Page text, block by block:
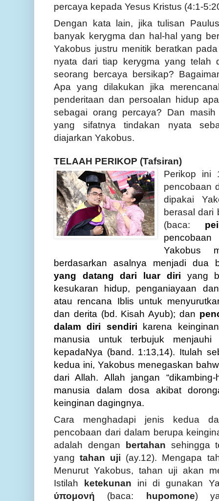
percaya kepada Yesus Kristus (4:1-
Dengan kata lain, jika tulisan
banyak kerygma dan hal-hal yang
Yakobus justru menitik beratkan
nyata dari tiap kerygma yang telah
seorang bercaya bersikap?
Apa yang dilakukan jika
penderitaan dan persoalan hidup
sebagai orang percaya? Dan
yang sifatnya tindakan nyata
diajarkan Yakobus.
TELAAH PERIKOP (Tafsiran)
Perikop ini
pencobaan
dipakai
berasal
(baca:
Yakobus
berdasarkan asalnya menjadi dua
yang datang dari luar diri yang
kesukaran hidup, penganiayaan
atau rencana Iblis untuk
dan derita (bd. Kisah Ayub); dan
dalam diri sendiri karena
manusia untuk terbujuk menjauhi
kepadaNya (band. 1:13,14). Itulah
kedua ini, Yakobus menegaskan
dari Allah. Allah jangan “dikambing-
manusia dalam dosa akibat
keinginan dagingnya.
Cara menghadapi jenis kedua
pencobaan dari dalam berupa
adalah dengan bertahan sehingga
yangtahan uji (ay.12). Mengapa
Menurut Yakobus, tahan uji akan
Istilah
ketekunan ini di gunakan
ύπομονή (baca: hupomone)